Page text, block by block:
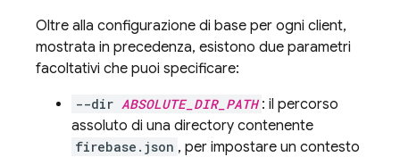
Oltre alla configurazione di base per ogni client,
mostrata in precedenza, esistono due parametri
facoltativi che puoi specificare:
--dir ABSOLUTE_DIR_PATH : il percorso
assoluto di una directory contenente
firebase.json , per impostare un contesto